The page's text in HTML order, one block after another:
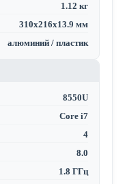
1.12 кг
310x216x13.9 мм
алюминий / пластик
8550U
Core i7
4
8.0
1.8 ГГц